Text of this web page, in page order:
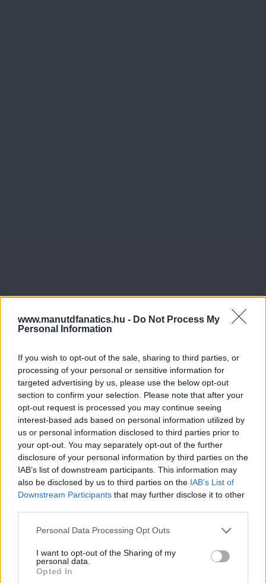
www.manutdfanatics.hu - Do Not Process My
Personal Information
If you wish to opt-out of the sale, sharing to third parties, or
processing of your personal or sensitive information for
targeted advertising by us, please use the below opt-out
section to confirm your selection. Please note that after your
opt-out request is processed you may continue seeing
interest-based ads based on personal information utilized by
us or personal information disclosed to third parties prior to
your opt-out. You may separately opt-out of the further
disclosure of your personal information by third parties on the
IAB’s list of downstream participants. This information may
also be disclosed by us to third parties on the IAB’s List of
Downstream Participants that may further disclose it to other
Please note that this website/app uses one or more Google
not limited to your visit or usage behaviour. You may click to
grant or deny consent to Google and its third-party tags to
use your data for below specified purposes in below Google
Personal Data Processing Opt Outs
I want to opt-out of the Sharing of my
personal data.
Opted In
Meccs Center
Leeds UnitedvsManchester
United
Croke Park, Dublin
2 nap 15 óra 18 perc 22 másodperc